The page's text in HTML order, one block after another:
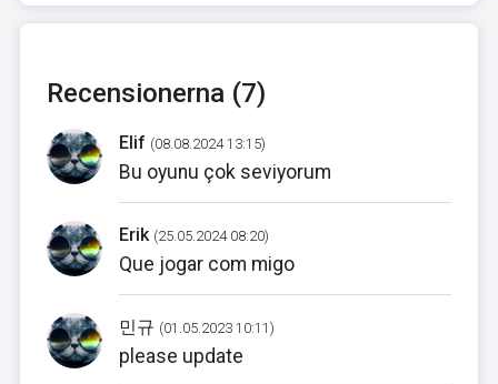
Recensionerna (7)
Elif (08.08.2024 13:15)
Bu oyunu çok seviyorum
Erik (25.05.2024 08:20)
Que jogar com migo
민규 (01.05.2023 10:11)
please update